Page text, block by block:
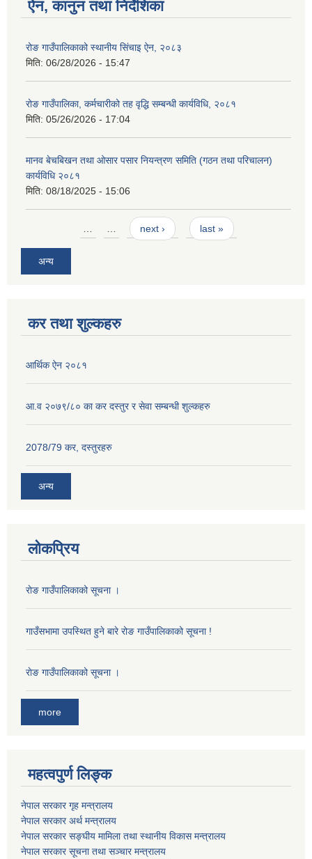
ऐन, कानुन तथा निर्देशिका
रोङ गाउँपालिकाको स्थानीय सिंचाइ ऐन, २०८३
मिति: 06/28/2026 - 15:47
रोङ गाउँपालिका, कर्मचारीको तह वृद्धि सम्बन्धी कार्यविधि, २०८१
मिति: 05/26/2026 - 17:04
मानव बेचबिखन तथा ओसार पसार नियन्त्रण समिति (गठन तथा परिचालन)
कार्यविधि २०८१
मिति: 08/18/2025 - 15:06
… … next › last »
अन्य
कर तथा शुल्कहरु
आर्थिक ऐन २०८१
आ.व २०७९/८० का कर दस्तुर र सेवा सम्बन्धी शुल्कहरु
2078/79 कर, दस्तुरहरु
अन्य
लोकप्रिय
राेङ गाउँपालिकाको सूचना ।
गाउँसभामा उपस्थित हुने बारे रोङ गाउँपालिकाको सूचना !
राेङ गाउँपालिकाको सूचना ।
more
महत्वपुर्ण लिङ्क
नेपाल सरकार गृह मन्त्रालय
नेपाल सरकार अर्थ मन्त्रालय
नेपाल सरकार सङ्घीय मामिला तथा स्थानीय विकास मन्त्रालय
नेपाल सरकार सूचना तथा सञ्चार मन्त्रालय